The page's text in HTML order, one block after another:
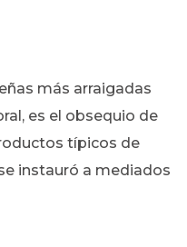
más arraigadas
es el obsequio de
típicos de
instauró a mediados